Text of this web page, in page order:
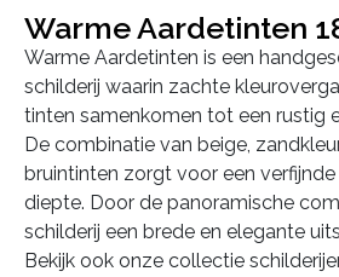
Warme Aardetinten
Warme Aardetinten is een
schilderij waarin zachte
tinten samenkomen tot een rustig
De combinatie van beige,
bruintinten zorgt voor een
diepte. Door de panoramische
schilderij een brede en elegante
Bekijk ook onze collectie